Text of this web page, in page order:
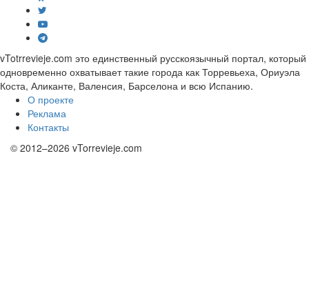
vTotrrevieje.com это единственный русскоязычный портал, который
одновременно охватывает такие города как Торревьеха, Ориуэла
Коста, Аликанте, Валенсия, Барселона и всю Испанию.
О проекте
Реклама
Контакты
© 2012–2026 vTorrevieje.com